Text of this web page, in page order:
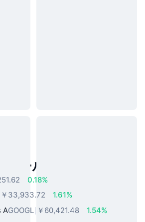
ワールドアセット
0.18%
￥33,933.72
1.61%
AGOOGL ￥60,421.48
1.54%